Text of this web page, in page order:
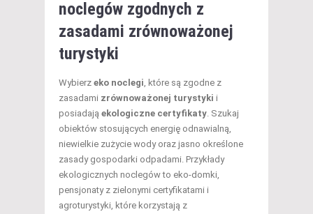
noclegów zgodnych z
zasadami zrównoważonej
turystyki
Wybierz eko noclegi , które są zgodne z
zasadami zrównoważonej turystyki i
posiadają ekologiczne certyfikaty . Szukaj
obiektów stosujących energię odnawialną,
niewielkie zużycie wody oraz jasno określone
zasady gospodarki odpadami. Przykłady
ekologicznych noclegów to eko-domki,
pensjonaty z zielonymi certyfikatami i
agroturystyki, które korzystają z